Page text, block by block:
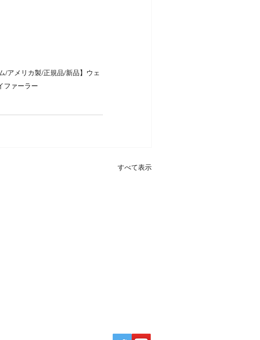
/アメリカ製/正規品/新品】ウェ
ファーラー
すべて表示